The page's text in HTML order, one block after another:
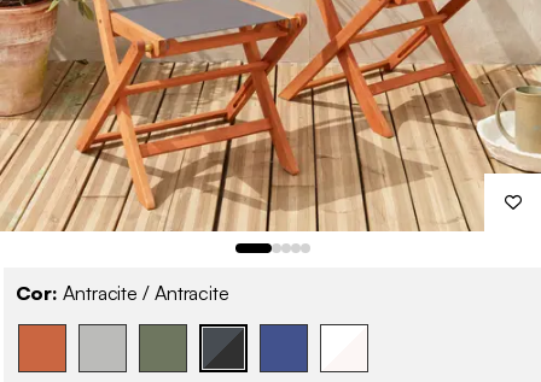
Cor: Antracite / Antracite